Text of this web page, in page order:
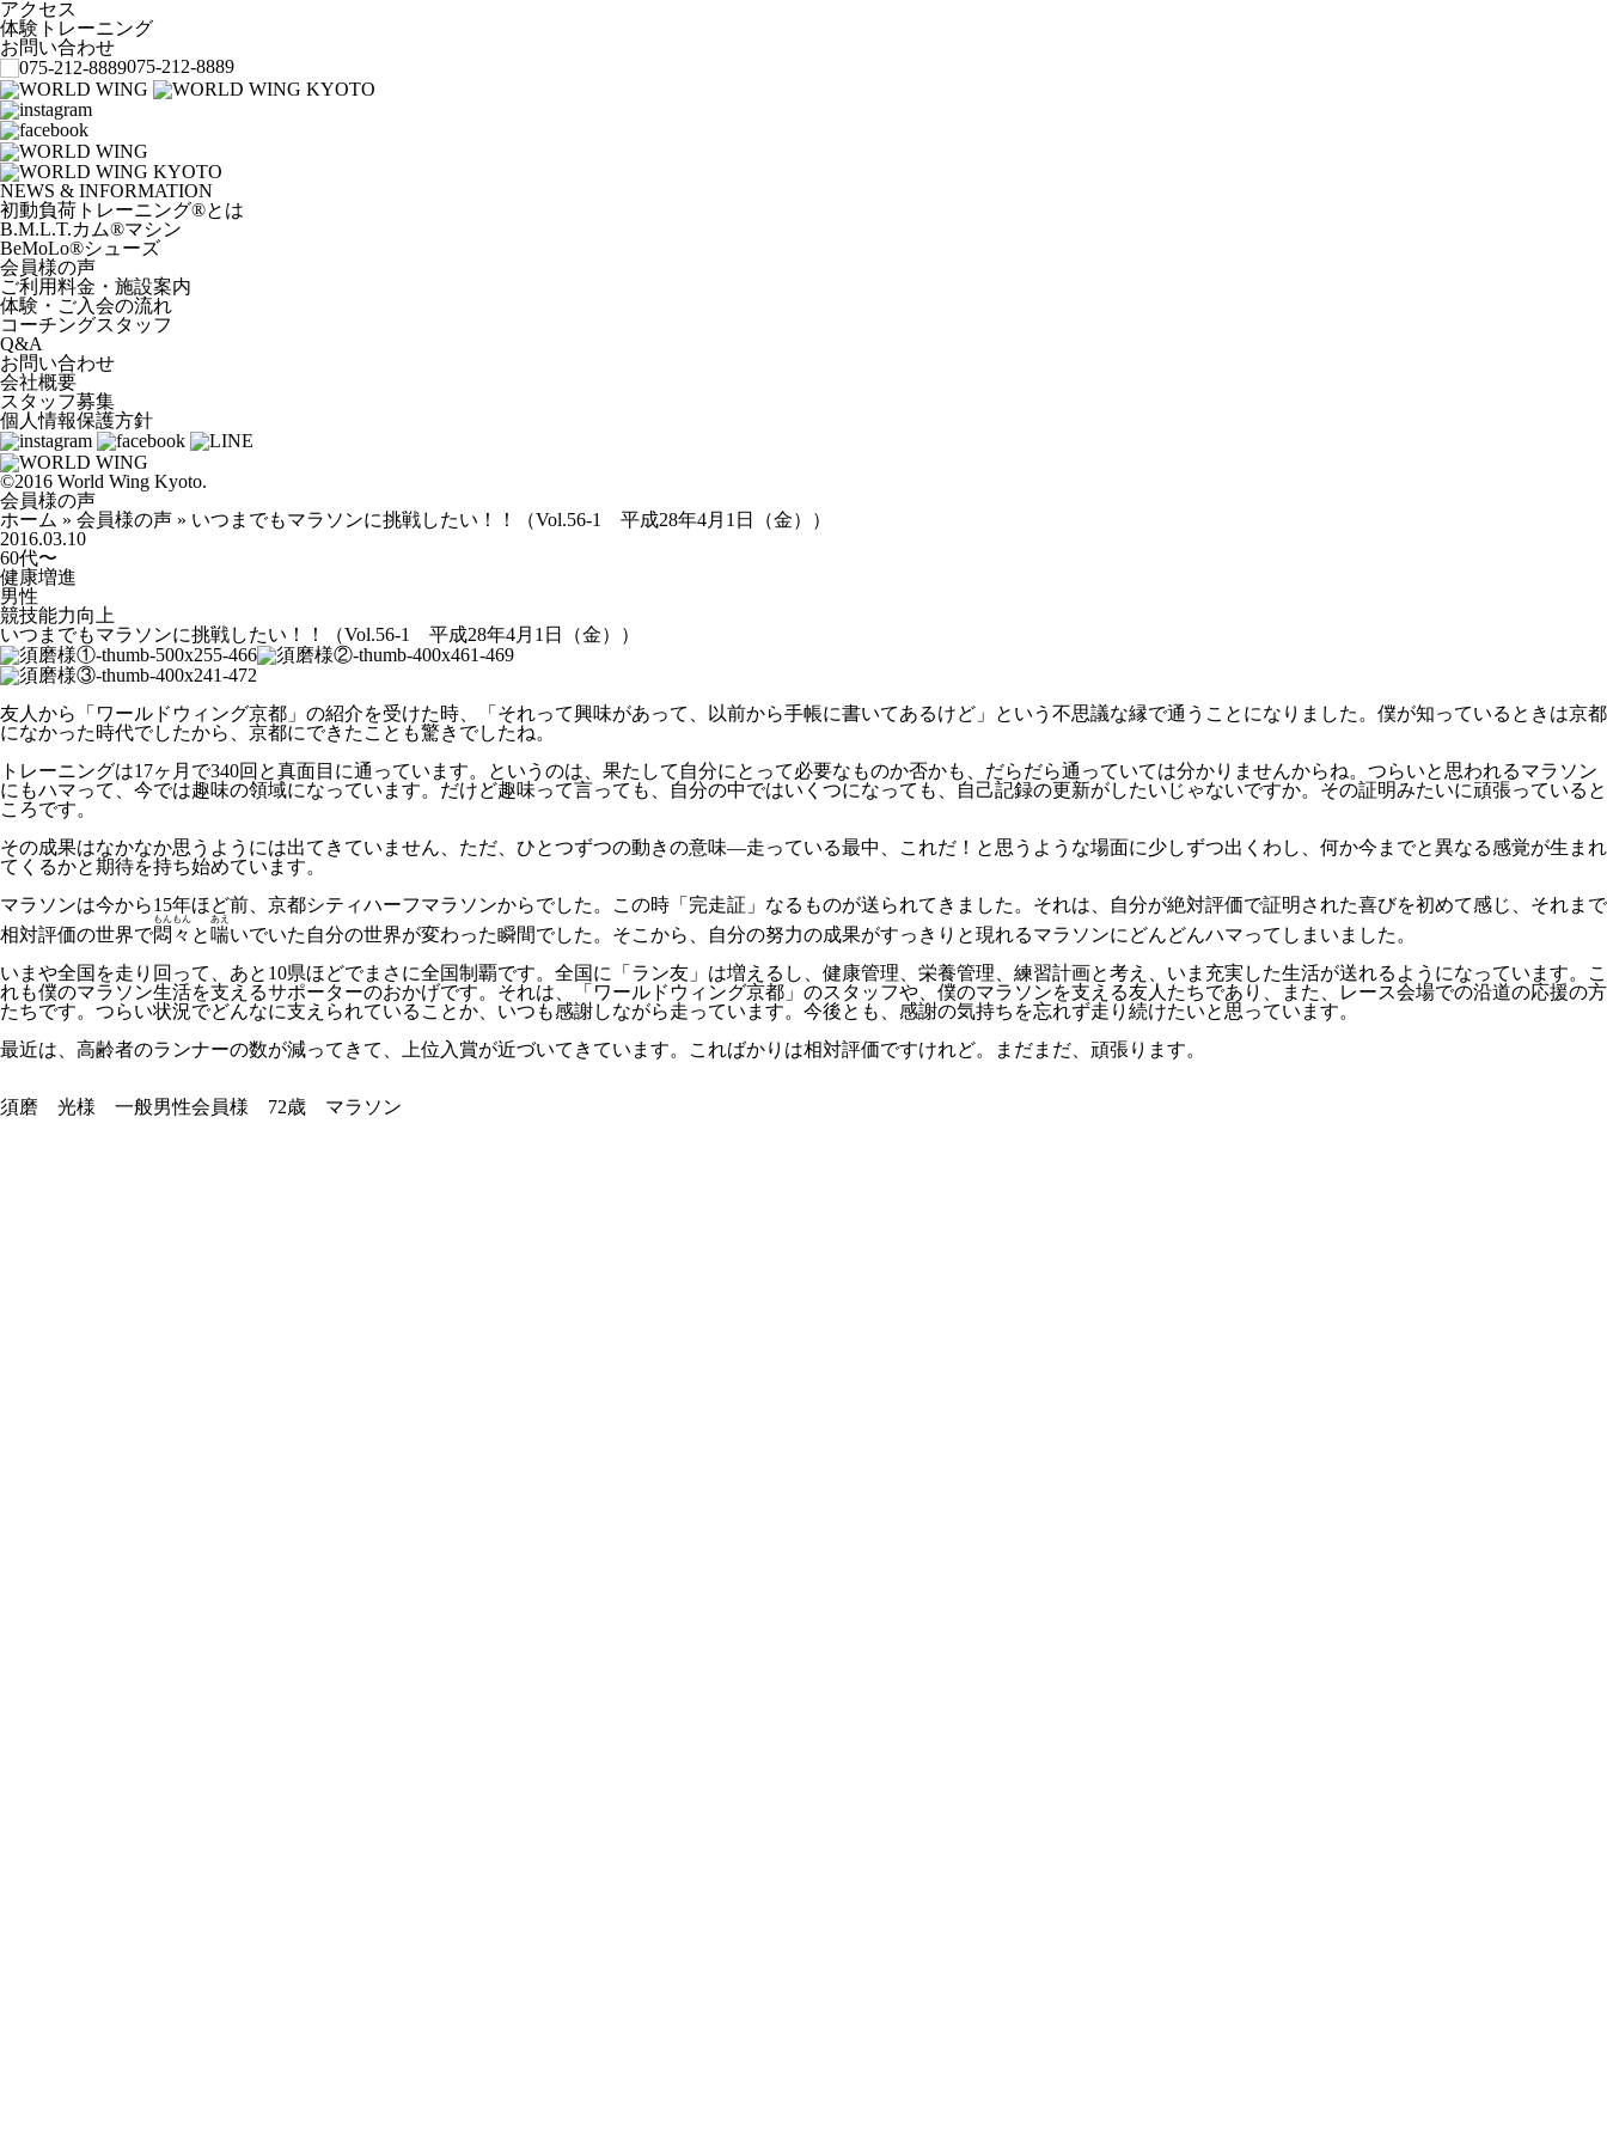
アクセス
体験トレーニング
お問い合わせ
075-212-8889
NEWS & INFORMATION
初動負荷トレーニング®とは
B.M.L.T.カム®マシン
BeMoLo®シューズ
会員様の声
ご利用料金・施設案内
体験・ご入会の流れ
コーチングスタッフ
Q&A
お問い合わせ
会社概要
スタッフ募集
個人情報保護方針
©2016 World Wing Kyoto.
会員様の声
ホーム » 会員様の声 » いつまでもマラソンに挑戦したい！！（Vol.56-1 平成28年4月1日（金））
2016.03.10
60代〜
健康増進
男性
競技能力向上
いつまでもマラソンに挑戦したい！！（Vol.56-1 平成28年4月1日（金））
友人から「ワールドウィング京都」の紹介を受けた時、「それって興味があって、以前から手帳に書いてあるけど」という不思議な縁で通うことになりました。僕が知っているときは京都
になかった時代でしたから、京都にできたことも驚きでしたね。
トレーニングは17ヶ月で340回と真面目に通っています。というのは、果たして自分にとって必要なものか否かも、だらだら通っていては分かりませんからね。つらいと思われるマラソン
にもハマって、今では趣味の領域になっています。だけど趣味って言っても、自分の中ではいくつになっても、自己記録の更新がしたいじゃないですか。その証明みたいに頑張っていると
ころです。
その成果はなかなか思うようには出てきていません、ただ、ひとつずつの動きの意味―走っている最中、これだ！と思うような場面に少しずつ出くわし、何か今までと異なる感覚が生まれ
てくるかと期待を持ち始めています。
マラソンは今から15年ほど前、京都シティハーフマラソンからでした。この時「完走証」なるものが送られてきました。それは、自分が絶対評価で証明された喜びを初めて感じ、それまで
相対評価の世界で悶々
もんもん
と 喘
あえ
いでいた自分の世界が変わった瞬間でした。そこから、自分の努力の成果がすっきりと現れるマラソンにどんどんハマってしまいました。
いまや全国を走り回って、あと 10県ほどでまさに全国制覇です。全国に「ラン友」は増えるし、健康管理、栄養管理、練習計画と考え、いま充実した生活が送れるようになっています。こ
れも僕のマラソン生活を支えるサポーターのおかげです。それは、「ワールドウィング京都」のスタッフや、僕のマラソンを支える友人たちであり、また、レース会場での沿道の応援の方
たちです。つらい状況でどんなに支えられていることか、いつも感謝しながら走っています。今後とも、感謝の気持ちを忘れず走り続けたいと思っています。
最近は、高齢者のランナーの数が減ってきて、上位入賞が近づいてきています。こればかりは相対評価ですけれど。まだまだ、頑張ります。
須磨 光様 一般男性会員様 72歳 マラソン